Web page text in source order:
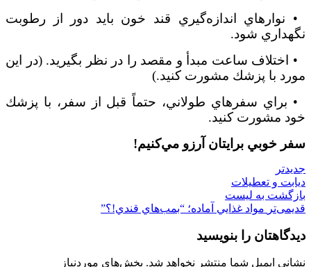
• نوارهاي اندازهگيري قند خون بايد دور از رطوبت
نگهداري شود.
• اختلاف ساعت مبدأ و مقصد را در نظر بگيريد. (در اين
مورد با پزشك مشورت كنيد.)
• براي سفرهاي طولاني، حتماً قبل از سفر، با پزشك
خود مشورت كنيد.
سفر خوبي برايتان آرزو ميكنيم!
جدیدتر
دیابت و تعطیلات
بازگشت به لیست
قدیمی‌تر مواد غذايي آماده؛ “بمب‌هاي قندي!؟”
دیدگاهتان را بنویسید
نشانی ایمیل شما منتشر نخواهد شد. بخش‌های موردنیاز